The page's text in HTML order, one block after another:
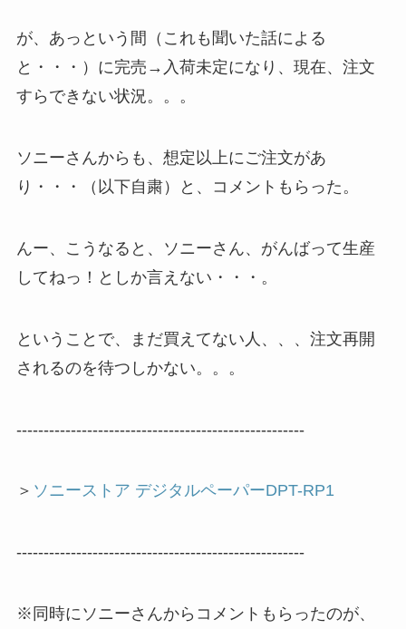
が、あっという間（これも聞いた話による
と・・・）に完売→入荷未定になり、現在、注文
すらできない状況。。。
ソニーさんからも、想定以上にご注文があ
り・・・（以下自粛）と、コメントもらった。
んー、こうなると、ソニーさん、がんばって生産
してねっ！としか言えない・・・。
ということで、まだ買えてない人、、、注文再開
されるのを待つしかない。。。
-----------------------------------------------------
＞ ソニーストア デジタルペーパーDPT-RP1
-----------------------------------------------------
※同時にソニーさんからコメントもらったのが、